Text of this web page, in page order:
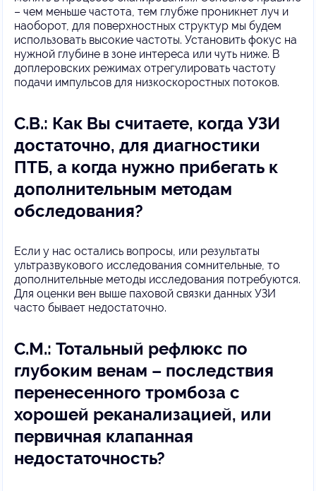
– чем меньше частота, тем глубже проникнет луч и
наоборот, для поверхностных структур мы будем
использовать высокие частоты. Установить фокус на
нужной глубине в зоне интереса или чуть ниже. В
доплеровских режимах отрегулировать частоту
подачи импульсов для низкоскоростных потоков.
С.В.: Как Вы считаете, когда УЗИ
достаточно, для диагностики
ПТБ, а когда нужно прибегать к
дополнительным методам
обследования?
Если у нас остались вопросы, или результаты
ультразвукового исследования сомнительные, то
дополнительные методы исследования потребуются.
Для оценки вен выше паховой связки данных УЗИ
часто бывает недостаточно.
С.М.: Тотальный рефлюкс по
глубоким венам – последствия
перенесенного тромбоза с
хорошей реканализацией, или
первичная клапанная
недостаточность?